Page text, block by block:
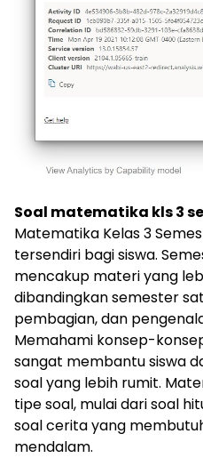
Soal matematika kls 3
Matematika Kelas 3
tersendiri bagi siswa.
mencakup materi yang
dibandingkan semester
pembagian, dan
Memahami konsep-
sangat membantu siswa
soal yang lebih rumit.
tipe soal, mulai dari soal
soal cerita yang
mendalam.